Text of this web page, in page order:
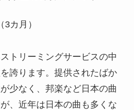
カ月）
トリーミングサービスの中
誇ります。提供されたばか
少なく、邦楽など日本の曲
、近年は日本の曲も多くな